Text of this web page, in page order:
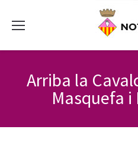
Arriba la
Masquefa i